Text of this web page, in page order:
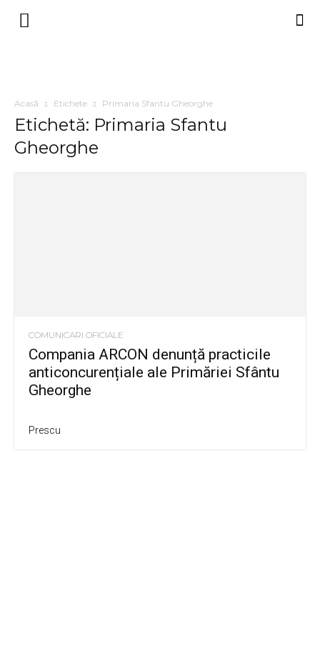
Acasă Etichete Primaria Sfantu Gheorghe
Etichetă: Primaria Sfantu
Gheorghe
COMUNICARI OFICIALE
Compania ARCON denunță practicile
anticoncurențiale ale Primăriei Sfântu
Gheorghe
Prescu